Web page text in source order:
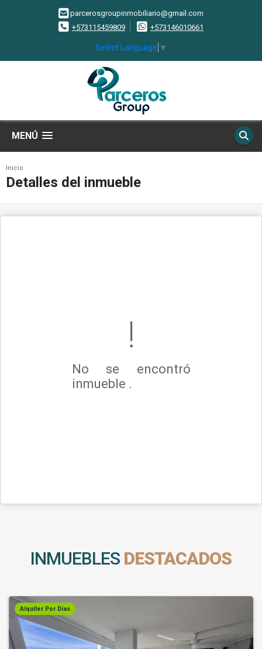
parcerosgroupinmobiliario@gmail.com
+573115459809
+573146010661
Select Language ▼
MENÚ
Inicio
Detalles del inmueble
No se encontró
inmueble .
INMUEBLES DESTACADOS
Alquiler Por Dias